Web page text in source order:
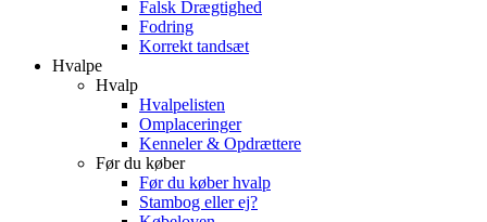
Falsk Drægtighed
Fodring
Korrekt tandsæt
Hvalpe
Hvalp
Hvalpelisten
Omplaceringer
Kenneler & Opdrættere
Før du køber
Før du køber hvalp
Stambog eller ej?